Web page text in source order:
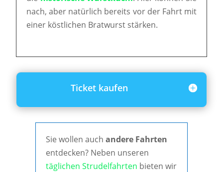
nach, aber natürlich bereits vor der Fahrt mit
einer köstlichen Bratwurst stärken.
Ticket kaufen
Sie wollen auch andere Fahrten
entdecken? Neben unseren
täglichen Strudelfahrten bieten wir